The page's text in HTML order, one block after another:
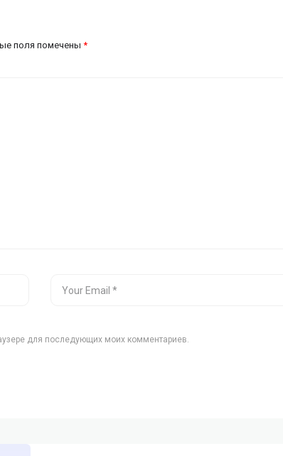
поля помечены *
для последующих моих комментариев.